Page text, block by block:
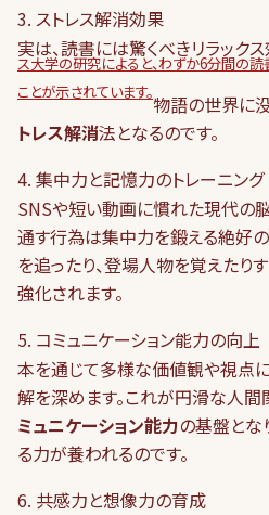
3. ストレス解消効果
実は、読書には驚くべきリラック
ス大学の研究によると、わずか6分間の
ことが示されています。物語の世界に
トレス解消法となるのです。
4. 集中力と記憶力のトレーニング
SNSや短い動画に慣れた現代の
通す行為は集中力を鍛える絶好の
を追ったり、登場人物を覚えたり
強化されます。
5. コミュニケーション能力の向上
本を通じて多様な価値観や視点
解を深めます。これが円滑な人
ミュニケーション能力の基盤とな
る力が養われるのです。
6. 共感力と想像力の育成